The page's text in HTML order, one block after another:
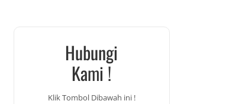
Hubungi
Kami !
Klik Tombol Dibawah ini !